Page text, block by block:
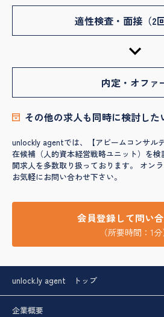
適性検査・面接（2
内定・オファ
その他の求人も同時に検討した
unlockly agentでは、【アビームコンサル
在候補（人的資本経営戦略ユニット）を
開求人を多数取り扱っております。 オン
お気軽にお問い合わせ下さい。
会員登録して問い
（所要時間：1分
unlock.ly agent トップ
企業概要